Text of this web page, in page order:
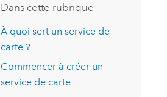
Dans cette rubrique
À quoi sert un service de
carte ?
Commencer à créer un
service de carte